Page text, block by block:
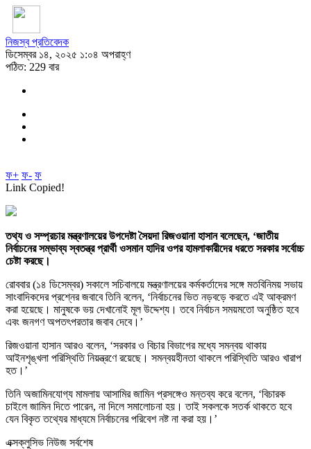
নিজস্ব প্রতিবেদক
ডিসেম্বর ১৪, ২০২৫ ১:০৪ অপরাহ্ণ
পঠিত: 229 বার
ফ+ ফ- ফ
Link Copied!
তথ্য ও সম্প্রচার মন্ত্রণালয়ের উপদেষ্টা সৈয়দা রিজওয়ানা হাসান বলেছেন, ‘জাতীয়
নির্বাচনের সম্ভাব্য স্বতন্ত্র প্রার্থী ওসমান হাদির ওপর হামলাকারীদের ধরতে সরকার সর্বোচ্চ
চেষ্টা করছে।
রোববার (১৪ ডিসেম্বর) সকালে সচিবালয়ে মন্ত্রণালয়ের কর্মকর্তাদের সঙ্গে মতবিনিময় সভায়
সাংবাদিকদের প্রশ্নের জবাবে তিনি বলেন, ‘নির্বাচনের ভিত নড়বড়ে করতে এই আক্রমণ
করা হয়েছে। মানুষকে ভয় দেখানোই মূল উদ্দেশ্য। তবে নির্বাচন সময়মতো অনুষ্ঠিত হবে
এবং জনগণ অপতৎপরতার জবাব দেবে।’
রিজওয়ানা হাসান আরও বলেন, ‘সরকার ও বিচার বিভাগের মধ্যে সমন্বয় থাকায়
আইনশৃঙ্খলা পরিস্থিতি নিয়ন্ত্রণে রয়েছে। সমন্বয়হীনতা থাকলে পরিস্থিতি আরও খারাপ
হত।’
তিনি অজামিনযোগ্য মামলায় আসামির জামিন প্রসঙ্গেও মন্তব্য করে বলেন, ‘বিচারক
চাইলে জামিন দিতে পারেন, না দিলে সমালোচনা হয়। তাই সকলকে সতর্ক থাকতে হবে
যেন বিকৃত তথ্যের মাধ্যমে নির্বাচনের পরিবেশ নষ্ট না করা হয়।’
এক্সক্লুসিভ নিউজ সর্বশেষ